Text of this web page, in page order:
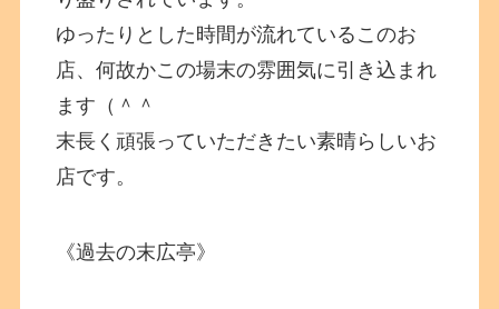
ゆったりとした時間が流れているこのお
店、何故かこの場末の雰囲気に引き込まれ
ます（＾＾
末長く頑張っていただきたい素晴らしいお
店です。
《過去の末広亭》